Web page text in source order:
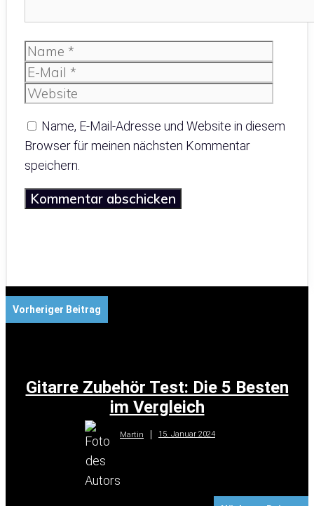
Name
Name, E-Mail-Adresse und Website in diesem
Browser für meinen nächsten Kommentar
speichern.
Vorheriger Beitrag
Gitarre Zubehör Test: Die 5 Besten
im Vergleich
Martin 15. Januar 2024